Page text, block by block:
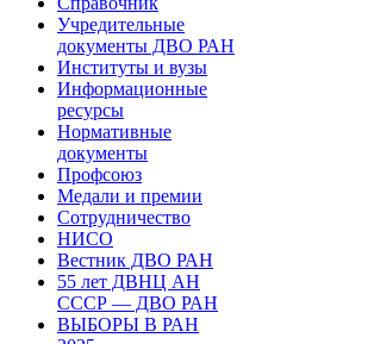
Учредительные
документы ДВО РАН
Институты и вузы
Информационные
ресурсы
Нормативные
документы
Профсоюз
Медали и премии
Сотрудничество
НИСО
Вестник ДВО РАН
55 лет ДВНЦ АН
СССР — ДВО РАН
ВЫБОРЫ В РАН